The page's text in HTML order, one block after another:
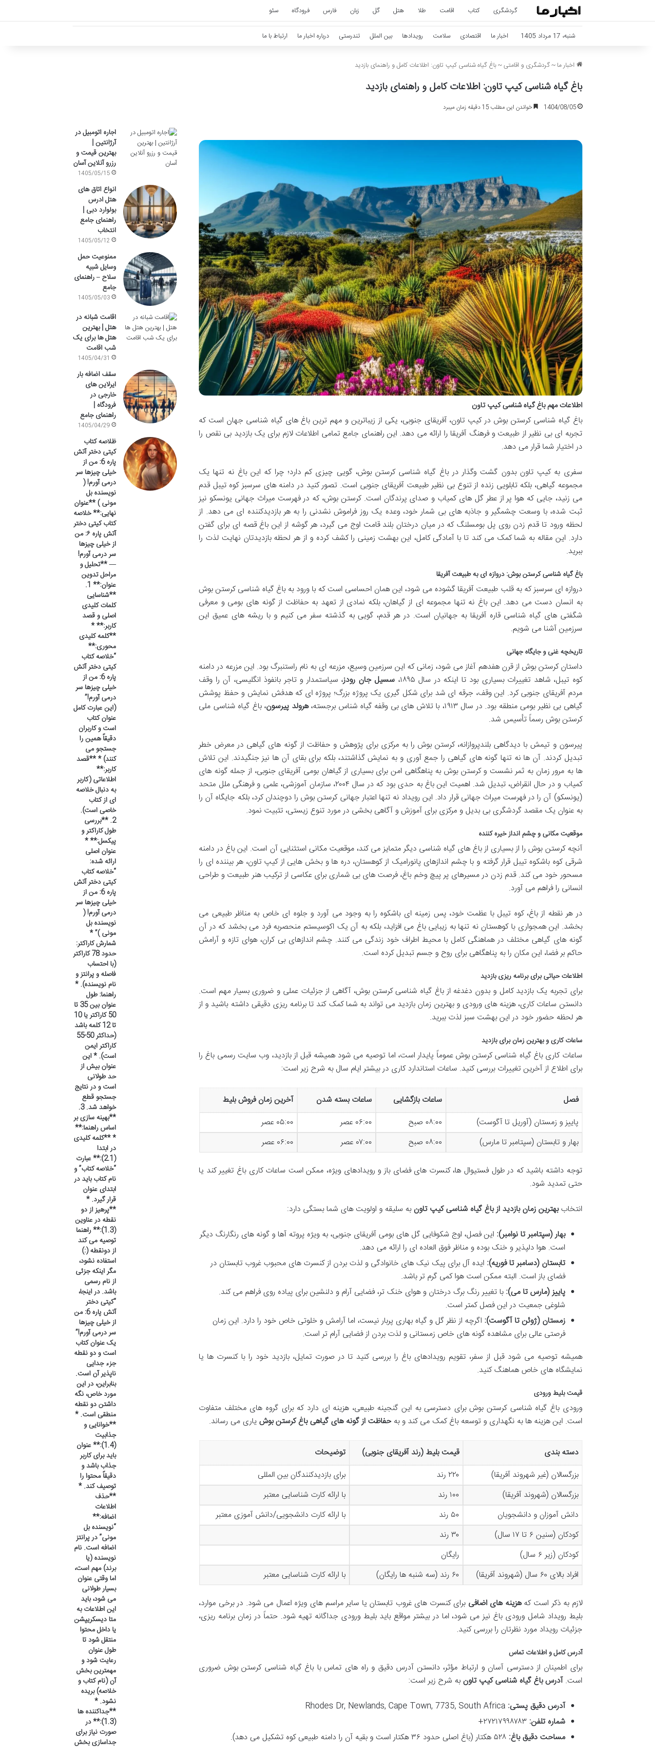
گردشگری کتاب اقامت طلا هتل گل زبان فارس فرودگاه سئو
شنبه، 17 مرداد 1405 اخبار ما اقتصادی سلامت رویدادها بین الملل تندرستی درباره اخبار ما ارتباط با ما
اخبار ما ~ گردشگری و اقامتی ~ باغ گیاه شناسی کیپ تاون: اطلاعات کامل و راهنمای بازدید
باغ گیاه شناسی کیپ تاون: اطلاعات کامل و راهنمای بازدید
1404/08/05 خواندن این مطلب 15 دقیقه زمان میبرد
اطلاعات مهم باغ گیاه شناسی کیپ تاون
باغ گیاه شناسی کرستن بوش در کیپ تاون، آفریقای جنوبی، یکی از زیباترین و مهم ترین باغ های گیاه شناسی جهان است که
تجربه ای بی نظیر از طبیعت و فرهنگ آفریقا را ارائه می دهد. این راهنمای جامع تمامی اطلاعات لازم برای یک بازدید بی نقص را
در اختیار شما قرار می دهد.
سفری به کیپ تاون بدون گشت وگذار در باغ گیاه شناسی کرستن بوش، گویی چیزی کم دارد؛ چرا که این باغ نه تنها یک
مجموعه گیاهی، بلکه تابلویی زنده از تنوع بی نظیر طبیعت آفریقای جنوبی است. تصور کنید در دامنه های سرسبز کوه تیبل قدم
می زنید، جایی که هوا پر از عطر گل های کمیاب و صدای پرندگان است. کرستن بوش، که در فهرست میراث جهانی یونسکو نیز
ثبت شده، با وسعت چشمگیر و جاذبه های بی شمار خود، وعده یک روز فراموش نشدنی را به هر بازدیدکننده ای می دهد. از
لحظه ورود تا قدم زدن روی پل بومسلنگ که در میان درختان بلند قامت اوج می گیرد، هر گوشه از این باغ قصه ای برای گفتن
دارد. این مقاله به شما کمک می کند تا با آمادگی کامل، این بهشت زمینی را کشف کرده و از هر لحظه بازدیدتان نهایت لذت را
ببرید.
باغ گیاه شناسی کرستن بوش: دروازه ای به طبیعت آفریقا
دروازه ای سرسبز که به قلب طبیعت آفریقا گشوده می شود، این همان احساسی است که با ورود به باغ گیاه شناسی کرستن بوش
به انسان دست می دهد. این باغ نه تنها مجموعه ای از گیاهان، بلکه نمادی از تعهد به حفاظت از گونه های بومی و معرفی
شگفتی های گیاه شناسی قاره آفریقا به جهانیان است. در هر قدم، گویی به گذشته سفر می کنیم و با ریشه های عمیق این
سرزمین آشنا می شویم.
تاریخچه غنی و جایگاه جهانی
داستان کرستن بوش از قرن هفدهم آغاز می شود، زمانی که این سرزمین وسیع، مزرعه ای به نام راستنبرگ بود. این مزرعه در دامنه
کوه تیبل، شاهد تغییرات بسیاری بود تا اینکه در سال ۱۸۹۵،
سسیل جان رودز، سیاستمدار و تاجر بانفوذ انگلیسی، آن را وقف
مردم آفریقای جنوبی کرد. این وقف، جرقه ای شد برای شکل گیری یک پروژه بزرگ؛ پروژه ای که هدفش نمایش و حفظ پوشش
گیاهی بی نظیر بومی منطقه بود. در سال ۱۹۱۳، با تلاش های بی وقفه گیاه شناس برجسته،
هرولد پیرسون، باغ گیاه شناسی ملی
کرستن بوش رسماً تأسیس شد.
پیرسون و تیمش با دیدگاهی بلندپروازانه، کرستن بوش را به مرکزی برای پژوهش و حفاظت از گونه های گیاهی در معرض خطر
تبدیل کردند. آن ها نه تنها گونه های گیاهی را جمع آوری و به نمایش گذاشتند، بلکه برای بقای آن ها نیز جنگیدند. این تلاش
ها به مرور زمان به ثمر نشست و کرستن بوش به پناهگاهی امن برای بسیاری از گیاهان بومی آفریقای جنوبی، از جمله گونه های
کمیاب و در حال انقراض، تبدیل شد. اهمیت این باغ به حدی بود که در سال ۲۰۰۴، سازمان آموزشی، علمی و فرهنگی ملل متحد
(یونسکو) آن را در فهرست میراث جهانی قرار داد. این رویداد نه تنها اعتبار جهانی کرستن بوش را دوچندان کرد، بلکه جایگاه آن را
به عنوان یک مقصد گردشگری بی بدیل و مرکزی برای آموزش و آگاهی بخشی در مورد تنوع زیستی، تثبیت نمود.
موقعیت مکانی و چشم انداز خیره کننده
آنچه کرستن بوش را از بسیاری از باغ های گیاه شناسی دیگر متمایز می کند، موقعیت مکانی استثنایی آن است. این باغ در دامنه
شرقی کوه باشکوه تیبل قرار گرفته و با چشم اندازهای پانورامیک از کوهستان، دره ها و بخش هایی از کیپ تاون، هر بیننده ای را
مسحور خود می کند. قدم زدن در مسیرهای پر پیچ وخم باغ، فرصت های بی شماری برای عکاسی از ترکیب هنر طبیعت و طراحی
انسانی را فراهم می آورد.
در هر نقطه از باغ، کوه تیبل با عظمت خود، پس زمینه ای باشکوه را به وجود می آورد و جلوه ای خاص به مناظر طبیعی می
بخشد. این همجواری با کوهستان نه تنها به زیبایی باغ می افزاید، بلکه به آن یک اکوسیستم منحصربه فرد می بخشد که در آن
گونه های گیاهی مختلف در هماهنگی کامل با محیط اطراف خود زندگی می کنند. چشم اندازهای بی کران، هوای تازه و آرامش
حاکم بر فضا، این مکان را به پناهگاهی برای روح و جسم تبدیل کرده است.
اطلاعات حیاتی برای برنامه ریزی بازدید
برای تجربه یک بازدید کامل و بدون دغدغه از باغ گیاه شناسی کرستن بوش، آگاهی از جزئیات عملی و ضروری بسیار مهم است.
دانستن ساعات کاری، هزینه های ورودی و بهترین زمان بازدید می تواند به شما کمک کند تا برنامه ریزی دقیقی داشته باشید و از
هر لحظه حضور خود در این بهشت سبز لذت ببرید.
ساعات کاری و بهترین زمان برای بازدید
ساعات کاری باغ گیاه شناسی کرستن بوش عموماً پایدار است، اما توصیه می شود همیشه قبل از بازدید، وب سایت رسمی باغ را
برای اطلاع از آخرین تغییرات بررسی کنید. ساعات استاندارد کاری در بیشتر ایام سال به شرح زیر است:
فصل ساعات بازگشایی ساعات بسته شدن
آخرین زمان فروش بلیط
پاییز و زمستان (آوریل تا آگوست)
۰۸:۰۰ صبح ۰۶:۰۰ عصر
۰۵:۰۰ عصر
بهار و تابستان (سپتامبر تا مارس)
۰۸:۰۰ صبح ۰۷:۰۰ عصر ۰۶:۰۰ عصر
توجه داشته باشید که در طول فستیوال ها، کنسرت های فضای باز و رویدادهای ویژه، ممکن است ساعات کاری باغ تغییر کند یا
حتی تمدید شود.
انتخاببهترین زمان بازدید از باغ گیاه شناسی کیپ تاون به سلیقه و اولویت های شما بستگی دارد:
بهار (سپتامبر تا نوامبر): این فصل، اوج شکوفایی گل های بومی آفریقای جنوبی، به ویژه پروته آها و گونه های رنگارنگ دیگر
است. هوا دلپذیر و خنک بوده و مناظر فوق العاده ای را ارائه می دهد.
تابستان (دسامبر تا فوریه): ایده آل برای پیک نیک های خانوادگی و لذت بردن از کنسرت های محبوب غروب تابستان در
فضای باز است. البته ممکن است هوا کمی گرم تر باشد.
پاییز (مارس تا می): با تغییر رنگ برگ درختان و هوای خنک تر، فضایی آرام و دلنشین برای پیاده روی فراهم می کند.
شلوغی جمعیت در این فصل کمتر است.
زمستان (ژوئن تا آگوست): اگرچه از نظر گل و گیاه بهاری پربار نیست، اما آرامش و خلوتی خاص خود را دارد. این زمان
فرصتی عالی برای مشاهده گونه های خاص زمستانی و لذت بردن از فضایی آرام تر است.
همیشه توصیه می شود قبل از سفر، تقویم رویدادهای باغ را بررسی کنید تا در صورت تمایل، بازدید خود را با کنسرت ها یا
نمایشگاه های خاص هماهنگ کنید.
قیمت بلیط ورودی
ورودی باغ گیاه شناسی کرستن بوش برای دسترسی به این گنجینه طبیعی، هزینه ای دارد که برای گروه های مختلف متفاوت
است. این هزینه ها به نگهداری و توسعه باغ کمک می کند و بهحفاظت از گونه های گیاهی باغ کرستن بوش یاری می رساند.
دسته بندی قیمت بلیط (رند آفریقای جنوبی)
توضیحات
بزرگسالان (غیر شهروند آفریقا)
۲۲۰ رند
برای بازدیدکنندگان بین المللی
بزرگسالان (شهروند آفریقا)
۱۰۰ رند
با ارائه کارت شناسایی معتبر
دانش آموزان و دانشجویان
۵۰ رند
با ارائه کارت دانشجویی/دانش آموزی معتبر
کودکان (سنین ۶ تا ۱۷ سال)
۳۰ رند
کودکان (زیر ۶ سال)
رایگان
افراد بالای ۶۰ سال (شهروند آفریقا)
۶۰ رند (سه شنبه ها رایگان) با ارائه کارت شناسایی معتبر
لازم به ذکر است کههزینه های اضافی برای کنسرت های غروب تابستان یا سایر مراسم های ویژه اعمال می شود. در برخی موارد،
بلیط رویداد شامل ورودی باغ نیز می شود، اما در بیشتر مواقع باید بلیط ورودی جداگانه تهیه شود. حتماً در زمان برنامه ریزی،
جزئیات رویداد مورد نظرتان را بررسی کنید.
آدرس کامل و اطلاعات تماس
برای اطمینان از دسترسی آسان و ارتباط مؤثر، دانستن آدرس دقیق و راه های تماس با باغ گیاه شناسی کرستن بوش ضروری
است.آدرس باغ گیاه شناسی کیپ تاون به شرح زیر است:
آدرس دقیق پستی: Rhodes Dr, Newlands, Cape Town, 7735, South Africa
شماره تلفن:
مساحت دقیق باغ:
اجاره اتومبیل در
آرژانتین |
بهترین قیمت و
رزرو آنلاین آسان
1405/05/15
انواع اتاق های
هتل ادرس
بولوارد دبی |
راهنمای جامع
انتخاب
1405/05/12
ممنوعیت حمل
وسایل شبیه
سلاح – راهنمای
جامع
1405/05/03
اقامت شبانه در
هتل | بهترین
هتل ها برای یک
شب اقامت
1405/04/31
سقف اضافه بار
ایرلاین های
خارجی در
فرودگاه |
راهنمای جامع
1405/04/29
ظلاصه کتاب
کیتی دختر آتش
پاره 6: من از
خیلی چیزها سر
درمی آورم! (
نویسنده بل
مونی ) **عنوان
نهایی:** خلاصه
کتاب کیتی دختر
آتش پاره ۶: من
از خیلی چیزها
سر درمی آورم!
— **تحلیل و
مراحل تدوین
عنوان:** 1.
**شناسایی
کلمات کلیدی
اصلی و قصد
کاربر:** *
**کلمه کلیدی
محوری:**
“خلاصه کتاب
کیتی دختر آتش
پاره 6: من از
خیلی چیزها سر
درمی آورم!”
(این عبارت کامل
عنوان کتاب
است و کاربران
دقیقاً همین را
جستجو می
کنند) * **قصد
کاربر:**
اطلاعاتی (کاربر
به دنبال خلاصه
ای از کتاب
خاصی است).
2. **بررسی
طول کاراکتر و
پیکسل:** *
عنوان اصلی
ارائه شده:
“خلاصه کتاب
کیتی دختر آتش
پاره 6: من از
خیلی چیزها سر
درمی آورم! (
نویسنده بل
مونی )” *
شمارش کاراکتر:
حدود 78 کاراکتر
(با احتساب
فاصله و پرانتز و
نام نویسنده). *
راهنما: طول
عنوان بین 35 تا
50 کاراکتر یا 10
تا 12 کلمه باشد
(حداکثر 50-55
کاراکتر ایمن
است). * این
عنوان بیش از
حد طولانی
است و در نتایج
جستجو قطع
خواهد شد. 3.
**بهینه سازی بر
اساس راهنما:**
* **کلمه کلیدی
در ابتدا
(2.1):** عبارت
“خلاصه کتاب” و
نام کتاب باید در
ابتدای عنوان
قرار گیرد. *
**پرهیز از دو
نقطه در عناوین
(1.3):** راهنما
توصیه می کند
از دونقطه (:)
استفاده نشود،
مگر اینکه جزئی
از نام رسمی
باشد. در اینجا،
“کیتی دختر
آتش پاره 6: من
از خیلی چیزها
سر درمی آورم!”
یک عنوان کتاب
است و دو نقطه
جزء جدایی
ناپذیر آن است.
بنابراین، در این
مورد خاص، نگه
داشتن دو نقطه
منطقی است. *
**خوانایی و
جذابیت
(1.4):** عنوان
باید برای کاربر
جذاب باشد و
دقیقاً محتوا را
توصیف کند. *
**حذف
اطلاعات
اضافه:**
“نویسنده بل
مونی” در پرانتز
اضافه است. نام
نویسنده (یا
برند) مهم است،
اما وقتی عنوان
بسیار طولانی
می شود، باید
این اطلاعات به
متا دیسکریپشن
یا داخل محتوا
منتقل شود تا
طول عنوان
رعایت شود و
مهمترین بخش
آن (نام کتاب و
خلاصه) بریده
نشود. *
**جداکننده ها
(1.3):** در
صورت نیاز برای
جداسازی بخش